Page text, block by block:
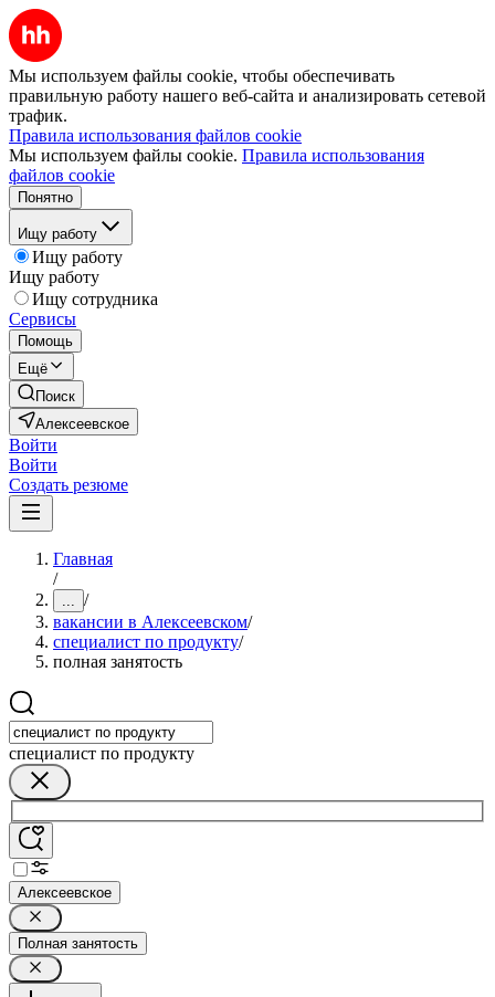
Мы используем файлы cookie, чтобы обеспечивать
правильную работу нашего веб-сайта и анализировать сетевой
трафик.
Правила использования файлов cookie
Мы используем файлы cookie. Правила использования
файлов cookie
Понятно
Ищу работу
Ищу работу
Ищу работу
Ищу сотрудника
Сервисы
Помощь
Ещё
Поиск
Алексеевское
Войти
Войти
Создать резюме
Главная
/
... /
вакансии в Алексеевском/
специалист по продукту/
полная занятость
специалист по продукту
Алексеевское
Полная занятость